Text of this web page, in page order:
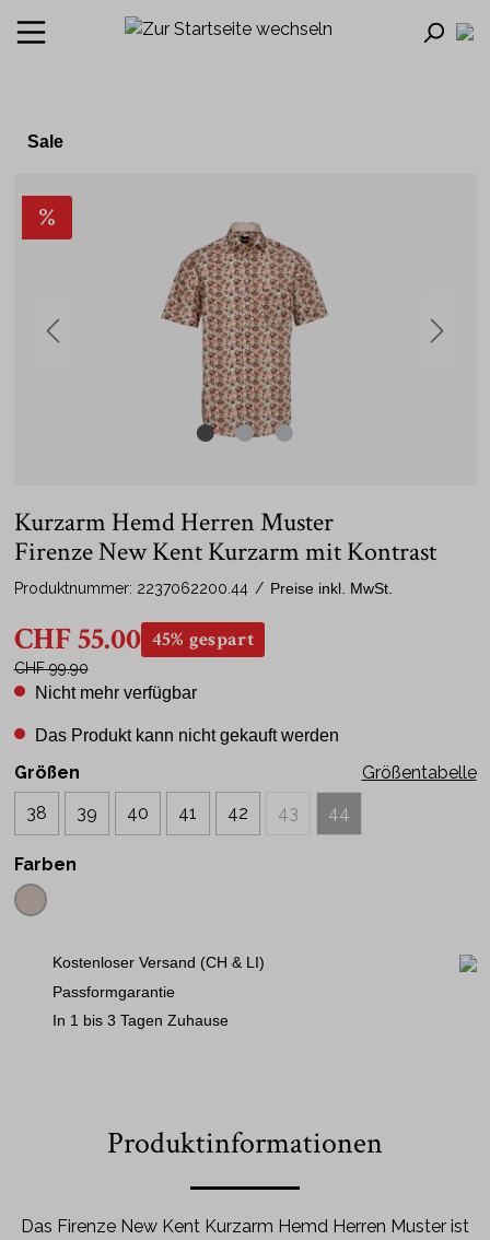
Sale
%
Kurzarm Hemd Herren Muster
Firenze New Kent Kurzarm mit Kontrast
Produktnummer: 2237062200.44 / Preise inkl. MwSt.
CHF 55.00 45% gespart
CHF 99.90
Nicht mehr verfügbar
Das Produkt kann nicht gekauft werden
Größentabelle
Größen
38
39 40 41 42 43 44
Farben
Kostenloser Versand (CH & LI)
Passformgarantie
In 1 bis 3 Tagen Zuhause
Produktinformationen
Das Firenze New Kent Kurzarm Hemd Herren Muster ist